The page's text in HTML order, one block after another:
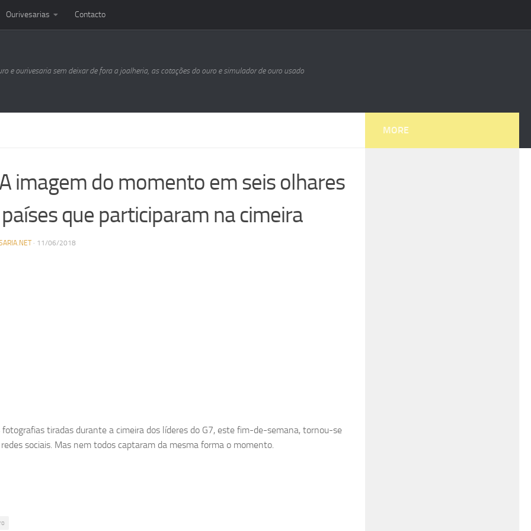
Ourivesarias Contacto
e ourivesaria sem deixar de fora a joalheria, as cotações do ouro e simulador de ouro usado
imagem do momento em seis olhares
que participaram na cimeira
· 11/06/2018
fotografias tiradas durante a cimeira dos líderes do G7, este fim-de-semana, tornou-se
sociais. Mas nem todos captaram da mesma forma o momento.
MORE